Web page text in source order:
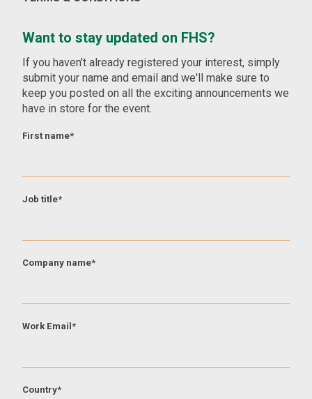
Want to stay updated on FHS?
If you haven't already registered your interest, simply
submit your name and email and we'll make sure to
keep you posted on all the exciting announcements we
have in store for the event.
First name*
Job title*
Company name*
Work Email*
Country*